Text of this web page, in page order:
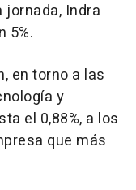
Indra
5%.
en torno a las
y
el 0,88%, a los
que más